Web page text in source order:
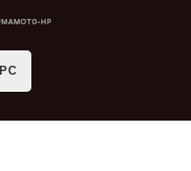
PC